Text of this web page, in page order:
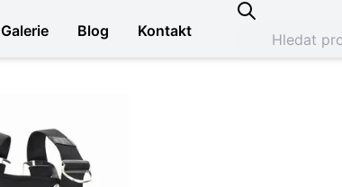
Galerie Blog Kontakt